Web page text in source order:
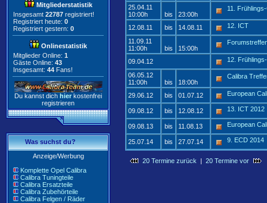
Mitgliederstatistik
Insgesamt 22787 registriert!
Registriert heute: 0
Registriert gestern: 0
Onlinestatistik
Mitglieder Online: 1
Gäste Online: 43
Insgesamt: 44 Fans!
Du kannst dich hier kostenfrei
registrieren
Was suchst du?
Anzeige/Werbung
Komplette Opel Calibra
Calibra Tuningteile
Calibra Ersatzteile
Calibra Zubehörteile
Calibra Felgen / Räder
25.04.11
10:00h
bis 23:00h
11.
12.08.11 bis 14.08.11 12. ICT
11.09.11
11:00h
bis 15:00h
09.04.12 12.
06.05.12
11:00h
bis 18:00h
Calibra
29.06.12 bis 01.07.12 European
09.08.12 bis 12.08.12 13. ICT 2012
09.08.13 bis 11.08.13 European
25.07.14 bis 27.07.14 9. ECD 2014
20 Termine zurück | 20 Termine vor